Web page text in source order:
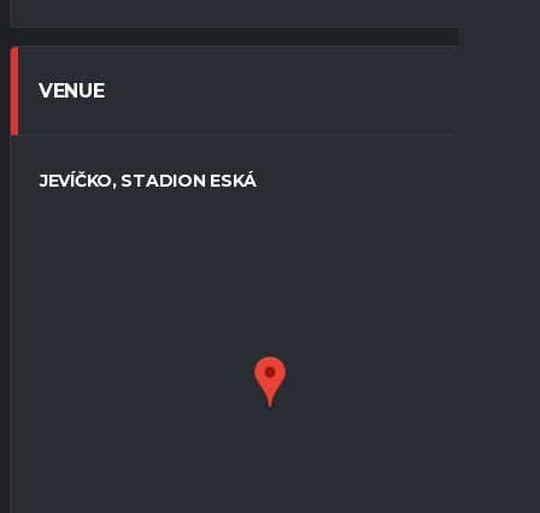
VENUE
JEVÍČKO, STADION ESKÁ